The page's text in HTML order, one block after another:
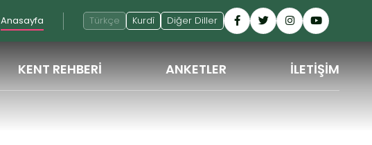
Anasayfa Türkçe Kurdî Diğer Diller
KENT REHBERİ ANKETLER İLETİŞİM